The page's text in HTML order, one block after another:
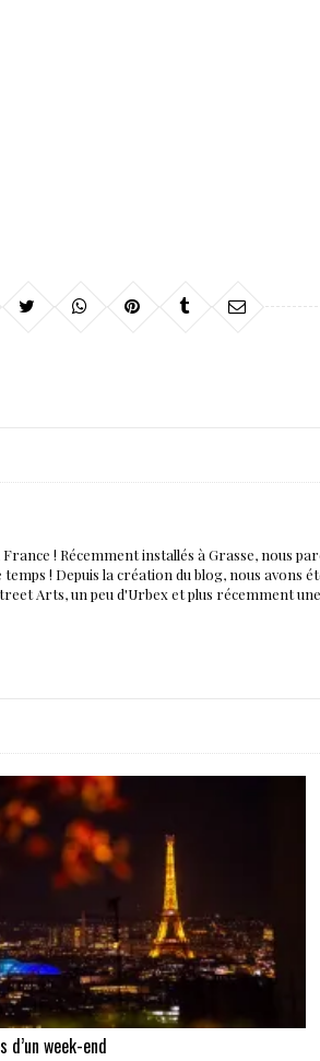
! Récemment installés à Grasse, nous
temps ! Depuis la création du blog, nous
Arts, un peu d'Urbex et plus récemment
d’un week-end